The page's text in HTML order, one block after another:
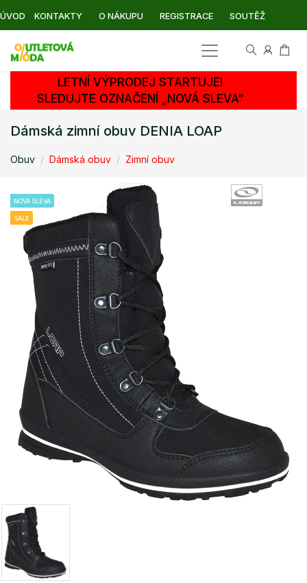
ÚVOD KONTAKTY O NÁKUPU REGISTRACE SOUTĚŽ
LETNÍ VÝPRODEJ STARTUJE!
SLEDUJTE OZNAČENÍ „NOVÁ SLEVA“
Dámská zimní obuv DENIA LOAP
Obuv Dámská obuv Zimní obuv
NOVÁ SLEVA
SALE